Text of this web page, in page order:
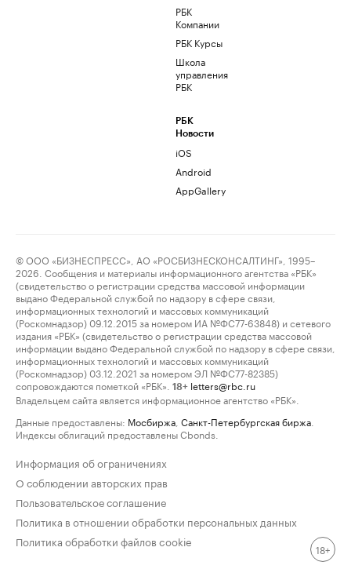
РБК
Компании
РБК Курсы
Школа
управления
РБК
РБК
Новости
iOS
Android
AppGallery
© ООО «БИЗНЕСПРЕСС», АО «РОСБИЗНЕСКОНСАЛТИНГ», 1995–
2026. Сообщения и материалы информационного агентства «РБК»
(свидетельство о регистрации средства массовой информации
выдано Федеральной службой по надзору в сфере связи,
информационных технологий и массовых коммуникаций
(Роскомнадзор) 09.12.2015 за номером ИА №ФС77-63848) и сетевого
издания «РБК» (свидетельство о регистрации средства массовой
информации выдано Федеральной службой по надзору в сфере связи,
информационных технологий и массовых коммуникаций
(Роскомнадзор) 03.12.2021 за номером ЭЛ №ФС77-82385)
сопровождаются пометкой «РБК».
18+ letters@rbc.ru
Владельцем сайта является информационное агентство «РБК».
Данные предоставлены: Мосбиржа Санкт-Петербургская биржа
Индексы облигаций предоставлены Cbonds.
Информация об ограничениях
О соблюдении авторских прав
Пользовательское соглашение
Политика в отношении обработки персональных данных
Политика обработки файлов cookie
18+